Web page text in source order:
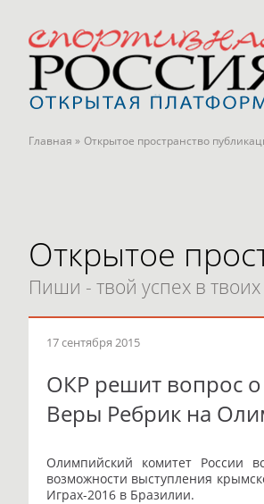
Главная » Открытое пространство
Открытое
Пиши - твой успех в твоих
17 сентября 2015
ОКР решит вопрос
Веры Ребрик на
Олимпийский комитет России
возможности выступления
Играх-2016 в Бразилии.